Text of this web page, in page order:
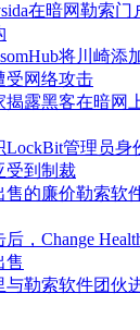
在暗网勒索
将川崎添
受网络攻击
揭露黑客在暗网
LockBit管理员
受到制裁
售的廉价勒索软
，Change
售
与勒索软件团伙